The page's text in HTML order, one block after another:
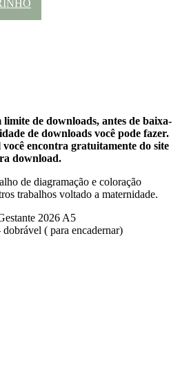
limite de downloads, antes de baixa-
de downloads você pode fazer.
encontra gratuitamente do site
download.
de diagramação e coloração
trabalhos voltado a maternidade.
2026 A5
( para encadernar)